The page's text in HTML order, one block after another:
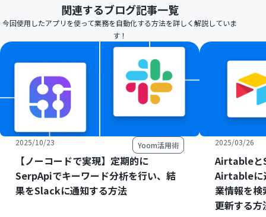
関連するブログ記事一覧
今回使用したアプリを使って業務を自動化する方法を詳しく解説していま
す！
2025/10/23 Yoom活用術
【ノーコードで実現】定期的に
SerpApiでキーワード分析を行い、結
果をSlackに通知する方法
2025/03/26
Airtableと
Airtableに
業情報を
更新する方